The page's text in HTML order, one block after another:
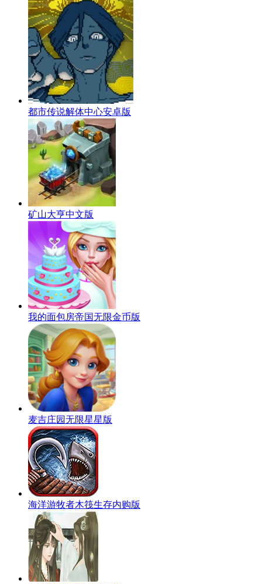
都市传说解体中心安卓版
矿山大亨中文版
我的面包房帝国无限金币版
麦吉庄园无限星星版
海洋游牧者木筏生存内购版